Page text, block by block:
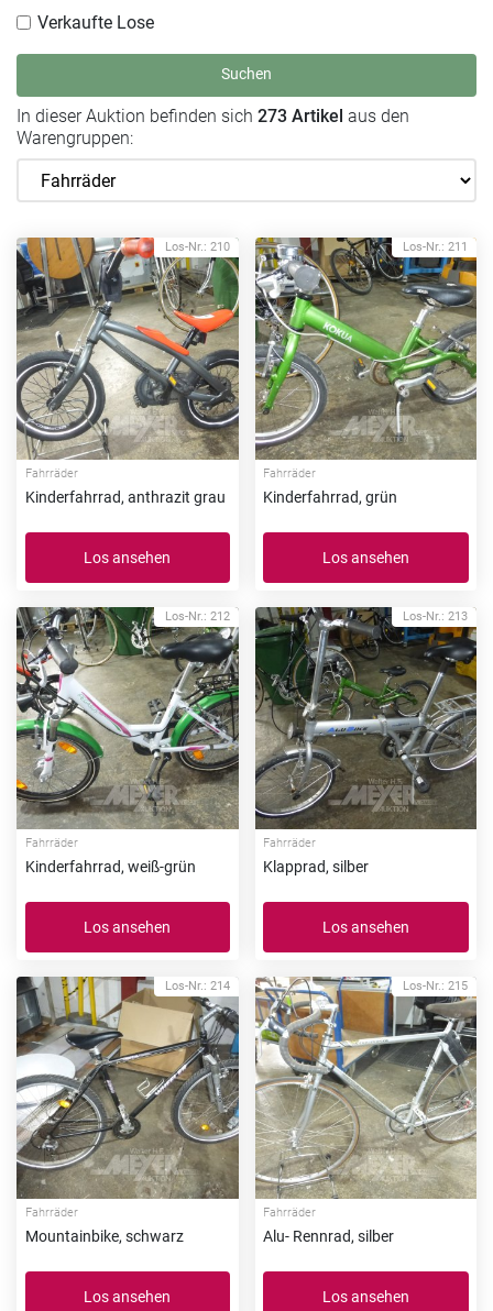
Verkaufte Lose
Suchen
In dieser Auktion befinden sich 273 Artikel aus den
Warengruppen:
Los-Nr.: 210
Fahrräder
Kinderfahrrad, anthrazit grau
Los ansehen
Los-Nr.: 211
Fahrräder
Kinderfahrrad, grün
Los ansehen
Los-Nr.: 212
Fahrräder
Kinderfahrrad, weiß-grün
Los ansehen
Los-Nr.: 213
Fahrräder
Klapprad, silber
Los ansehen
Los-Nr.: 214
Fahrräder
Mountainbike, schwarz
Los ansehen
Los-Nr.: 215
Fahrräder
Alu- Rennrad, silber
Los ansehen